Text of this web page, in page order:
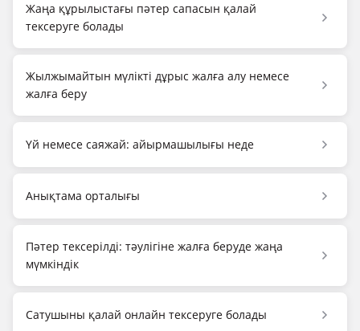
Жаңа құрылыстағы пәтер сапасын қалай
тексеруге болады
Жылжымайтын мүлікті дұрыс жалға алу немесе
жалға беру
Үй немесе саяжай: айырмашылығы неде
Анықтама орталығы
Пәтер тексерілді: тәулігіне жалға беруде жаңа
мүмкіндік
Сатушыны қалай онлайн тексеруге болады